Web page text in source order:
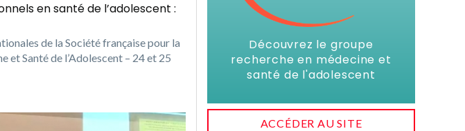
en santé de l’adolescent :
de la Société française pour la
et Santé de l’Adolescent – 24 et 25
Découvrez le groupe
recherche en médecine et
santé de l'adolescent
ACCÉDER AU SITE